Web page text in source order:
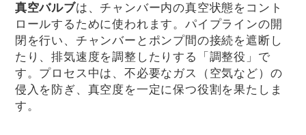
真空バルブは、チャンバー内の真空状態をコント
ロールするために使われます。パイプラインの開
閉を行い、チャンバーとポンプ間の接続を遮断し
たり、排気速度を調整したりする「調整役」で
す。プロセス中は、不必要なガス（空気など）の
侵入を防ぎ、真空度を一定に保つ役割を果たしま
す。